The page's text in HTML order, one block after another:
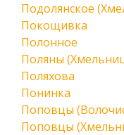
Подолянское
Покощивка
Полонное
Поляны
Поляхова
Понинка
Поповцы
Поповцы